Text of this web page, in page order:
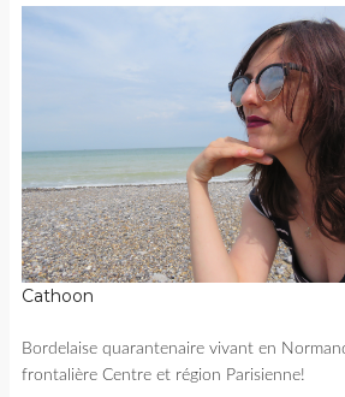
Cathoon
Bordelaise quarantenaire vivant en
frontalière Centre et région Parisienne!